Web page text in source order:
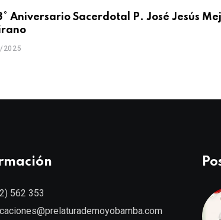
Aniversario Sacerdotal P. José Jesús
2025
562 353